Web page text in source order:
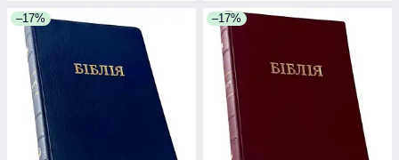
–17% –17%